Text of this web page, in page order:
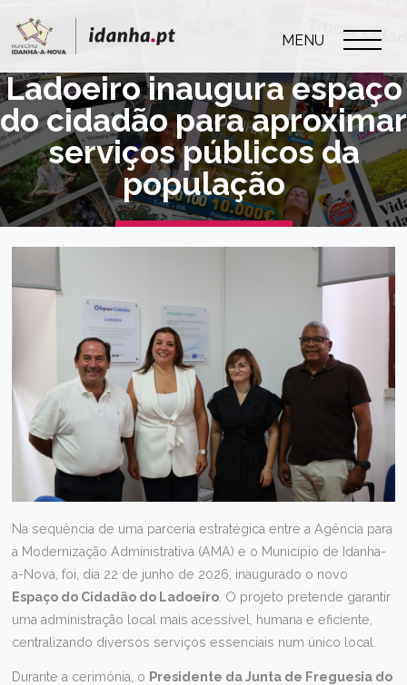
MENU
Ladoeiro inaugura espaço
do cidadão para aproximar
serviços públicos da
população
Na sequência de uma parceria estratégica entre a Agência para
a Modernização Administrativa (AMA) e o Município de Idanha-
a-Nova, foi, dia 22 de junho de 2026, inaugurado o novo
Espaço do Cidadão do Ladoeiro . O projeto pretende garantir
uma administração local mais acessível, humana e eficiente,
centralizando diversos serviços essenciais num único local.
Durante a cerimónia, o Presidente da Junta de Freguesia do